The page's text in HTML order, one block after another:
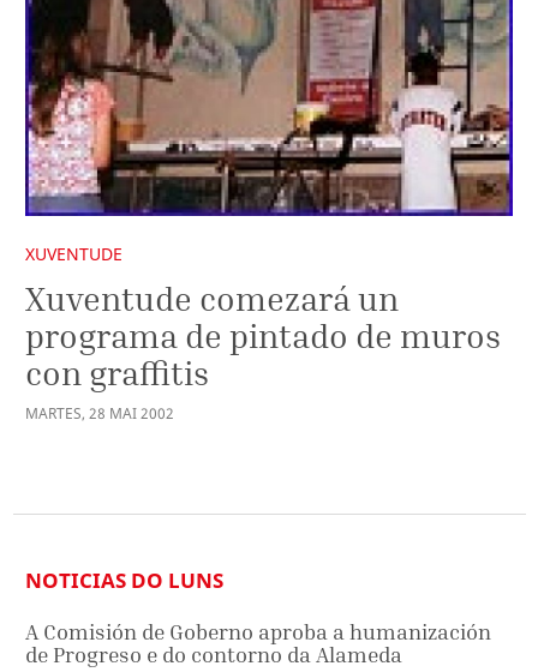
XUVENTUDE
Xuventude comezará un
programa de pintado de muros
con graffitis
MARTES, 28 MAI2002
NOTICIAS DO LUNS
A Comisión de Goberno aproba a humanización
de Progreso e do contorno da Alameda